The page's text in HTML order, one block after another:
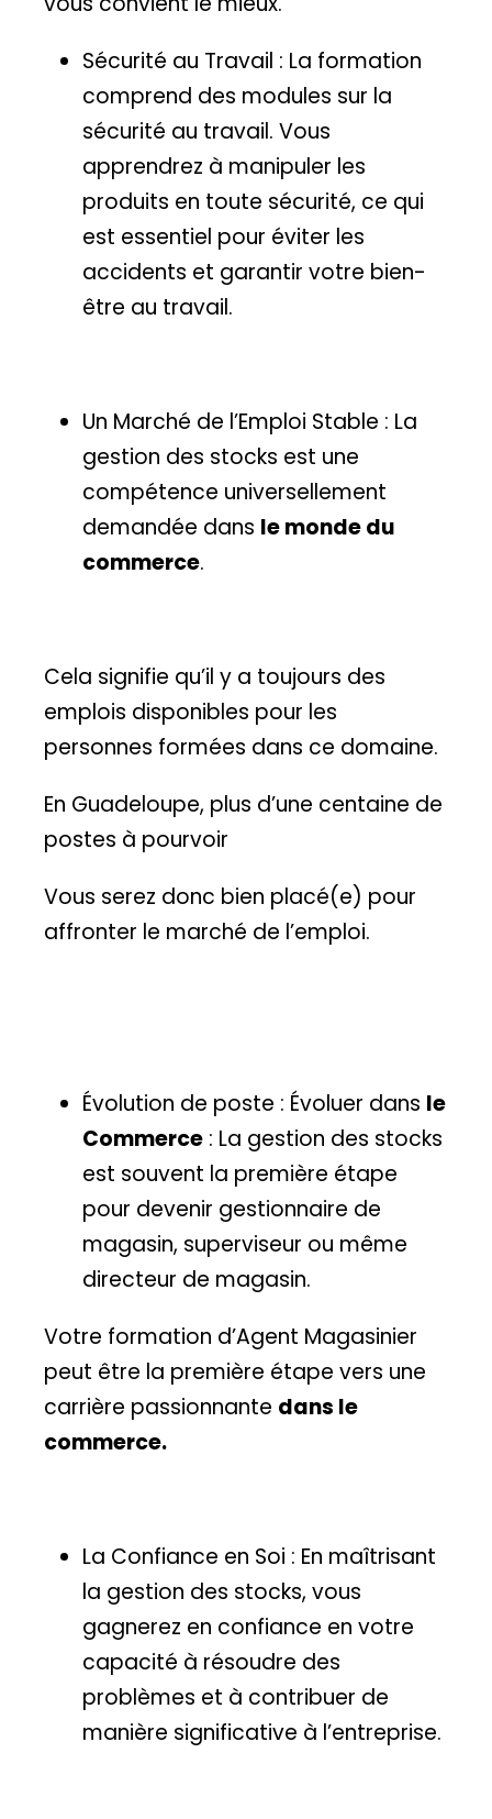
Sécurité au Travail : La formation
comprend des modules sur la
sécurité au travail. Vous
apprendrez à manipuler les
produits en toute sécurité, ce qui
est essentiel pour éviter les
accidents et garantir votre bien-
être au travail.
Un Marché de l’Emploi Stable : La
gestion des stocks est une
compétence universellement
demandée dans le monde du
commerce.
Cela signifie qu’il y a toujours des
emplois disponibles pour les
personnes formées dans ce domaine.
En Guadeloupe, plus d’une centaine de
postes à pourvoir
Vous serez donc bien placé(e) pour
affronter le marché de l’emploi.
Évolution de poste : Évoluer dans le
Commerce : La gestion des stocks
est souvent la première étape
pour devenir gestionnaire de
magasin, superviseur ou même
directeur de magasin.
Votre formation d’Agent Magasinier
peut être la première étape vers une
carrière passionnante dans le
commerce.
La Confiance en Soi : En maîtrisant
la gestion des stocks, vous
gagnerez en confiance en votre
capacité à résoudre des
problèmes et à contribuer de
manière significative à l’entreprise.